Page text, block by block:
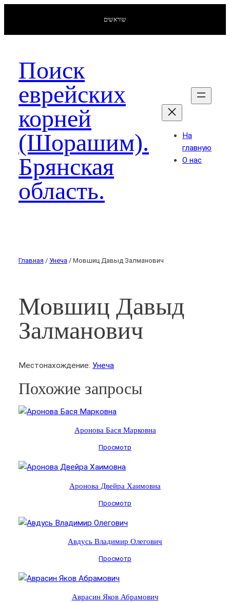
שוראשים
Поиск
еврейских
корней
(Шорашим).
Брянская
область.
На
главную
О нас
Главная / Унеча / Мовшиц Давыд Залманович
Мовшиц Давыд
Залманович
Местонахождение: Унеча
Похожие запросы
Аронова Бася Марковна
Просмотр
Аронова Двейра Хаимовна
Просмотр
Авдусь Владимир Олегович
Просмотр
Аврасин Яков Абрамович